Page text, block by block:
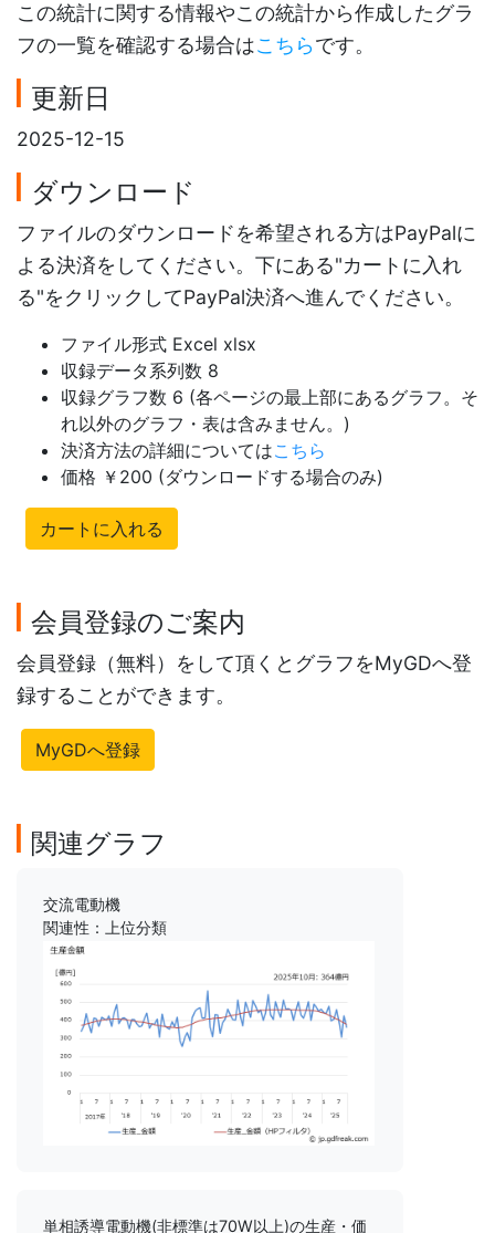
この統計に関する情報やこの統計から作成したグラ
フの一覧を確認する場合はこちらです。
更新日
2025-12-15
ダウンロード
ファイルのダウンロードを希望される方はPayPalに
よる決済をしてください。下にある"カートに入れ
る"をクリックしてPayPal決済へ進んでください。
ファイル形式 Excel xlsx
収録データ系列数 8
収録グラフ数 6 (各ページの最上部にあるグラフ。そ
れ以外のグラフ・表は含みません。)
決済方法の詳細についてはこちら
価格 ￥200 (ダウンロードする場合のみ)
カートに入れる
会員登録のご案内
会員登録（無料）をして頂くとグラフをMyGDへ登
録することができます。
MyGDへ登録
関連グラフ
交流電動機
関連性：上位分類
単相誘導電動機(非標準は70W以上)の生産・価